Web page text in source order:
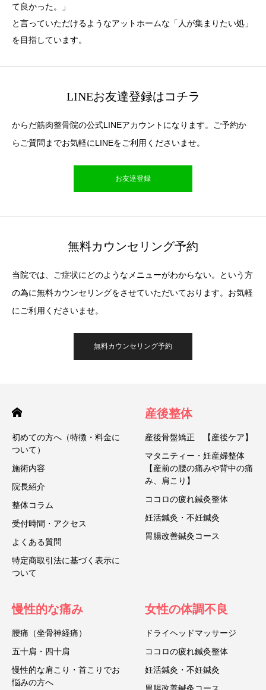
て良かった。」
と言っていただけるようなアットホームな「人が集まりたい処」
を目指しています。
LINEお友達登録はコチラ
からだ筋肉整骨院の公式LINEアカウントになります。ご予約か
らご質問までお気軽にLINEをご利用くださいませ。
お友達登録
無料カウンセリング予約
当院では、ご症状にどのようなメニューがわからない。という方
の為に無料カウンセリングをさせていただいております。お気軽
にご利用くださいませ。
無料カウンセリング予約
初めての方へ（特徴・料金に
ついて）
施術内容
院長紹介
整体コラム
受付時間・アクセス
よくある質問
特定商取引法に基づく表示に
ついて
産後整体
産後骨盤矯正 【産後ケア】
マタニティー・妊産婦整体
【産前の腰の痛みや背中の痛
み、肩こり】
ココロの疲れ鍼灸整体
妊活鍼灸・不妊鍼灸
胃腸改善鍼灸コース
慢性的な痛み
腰痛（坐骨神経痛）
五十肩・四十肩
慢性的な肩こり・首こりでお
悩みの方へ
女性の体調不良
ドライヘッドマッサージ
ココロの疲れ鍼灸整体
妊活鍼灸・不妊鍼灸
胃腸改善鍼灸コース